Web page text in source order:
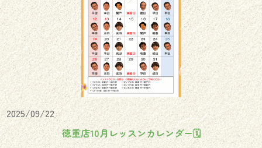
2025/09/22
徳重店10月レッスンカレンダー🗓